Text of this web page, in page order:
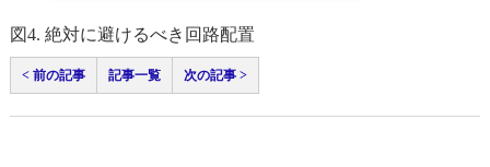
図4. 絶対に避けるべき回路配置
< 前の記事 記事一覧 次の記事 >